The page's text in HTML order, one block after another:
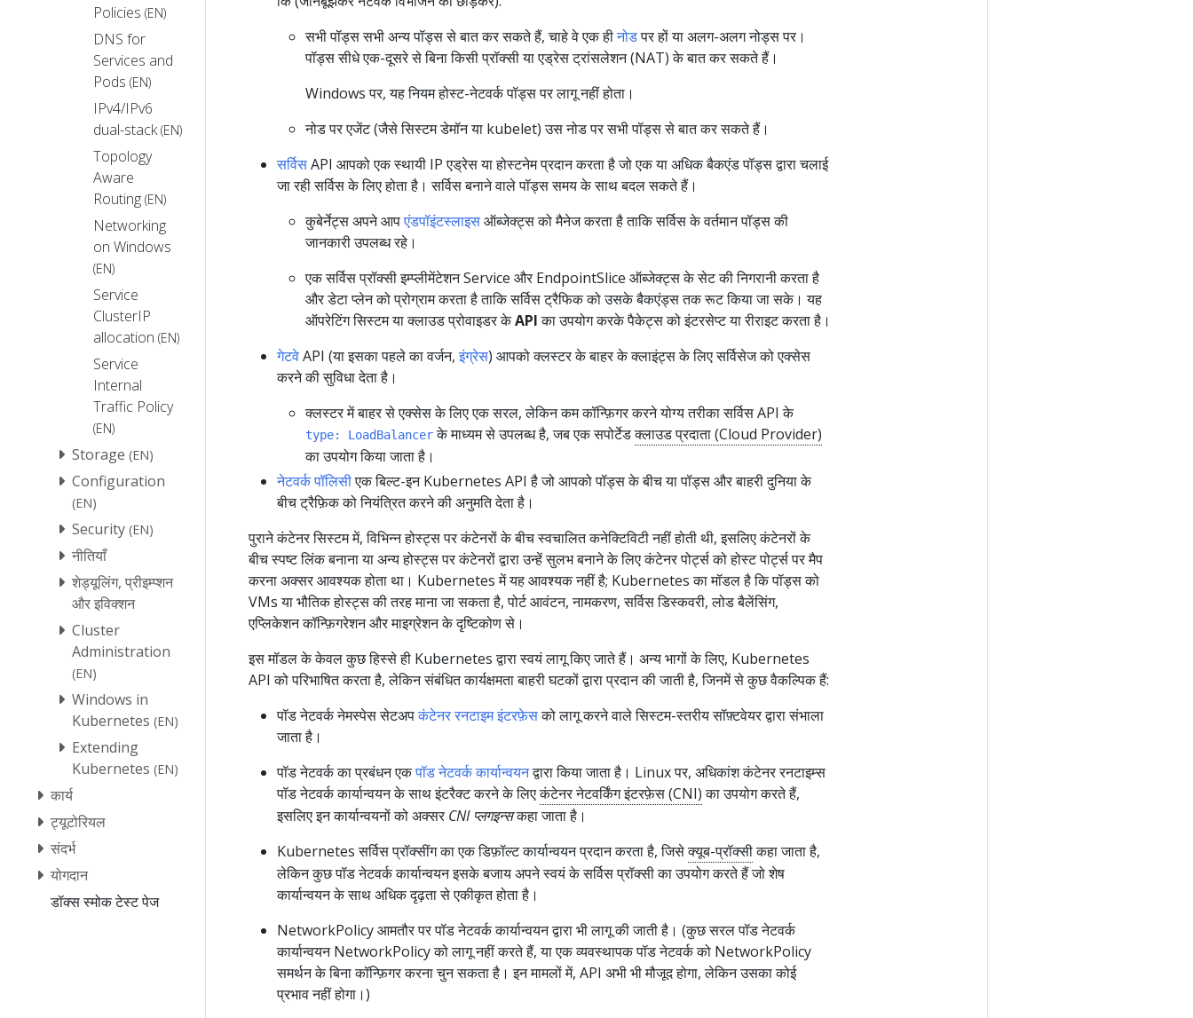
Policies (EN)
DNS for
Services and
Pods (EN)
IPv4/IPv6
dual-stack (EN)
Topology
Aware
Routing (EN)
Networking
on Windows
(EN)
Service
ClusterIP
allocation (EN)
Service
Internal
Traffic Policy
(EN)
Storage (EN)
Configuration
(EN)
Security (EN)
नीतियाँ
शेड्यूलिंग, प्रीइम्प्शन
और इविक्शन
Cluster
Administration
(EN)
Windows in
Kubernetes (EN)
Extending
Kubernetes (EN)
कार्य
ट्यूटोरियल
संदर्भ
योगदान
डॉक्स स्मोक टेस्ट पेज
सभी पॉड्स सभी अन्य पॉड्स से बात कर सकते हैं, चाहे वे एक हीनोडपर हों या अलग-अलग नोड्स पर।
पॉड्स सीधे एक-दूसरे से बिना किसी प्रॉक्सी या एड्रेस ट्रांसलेशन (NAT) के बात कर सकते हैं।
Windows पर, यह नियम होस्ट-नेटवर्क पॉड्स पर लागू नहीं होता।
नोड पर एजेंट (जैसे सिस्टम डेमॉन या kubelet) उस नोड पर सभी पॉड्स से बात कर सकते हैं।
सर्विसAPI आपको एक स्थायी IP एड्रेस या होस्टनेम प्रदान करता है जो एक या अधिक बैकएंड पॉड्स द्वारा चलाई
जा रही सर्विस के लिए होता है। सर्विस बनाने वाले पॉड्स समय के साथ बदल सकते हैं।
कुबेर्नेट्स अपने आपएंडपॉइंटस्लाइसऑब्जेक्ट्स को मैनेज करता है ताकि सर्विस के वर्तमान पॉड्स की
जानकारी उपलब्ध रहे।
एक सर्विस प्रॉक्सी इम्प्लीमेंटेशन Service और EndpointSlice ऑब्जेक्ट्स के सेट की निगरानी करता है
और डेटा प्लेन को प्रोग्राम करता है ताकि सर्विस ट्रैफिक को उसके बैकएंड्स तक रूट किया जा सके। यह
ऑपरेटिंग सिस्टम या क्लाउड प्रोवाइडर केAPIका उपयोग करके पैकेट्स को इंटरसेप्ट या रीराइट करता है।
गेटवेAPI (या इसका पहले का वर्जन,इंग्रेस) आपको क्लस्टर के बाहर के क्लाइंट्स के लिए सर्विसेज को एक्सेस
करने की सुविधा देता है।
क्लस्टर में बाहर से एक्सेस के लिए एक सरल, लेकिन कम कॉन्फ़िगर करने योग्य तरीका सर्विस API के
type: LoadBalancerके माध्यम से उपलब्ध है, जब एक सपोर्टेडक्लाउड प्रदाता (Cloud Provider)
का उपयोग किया जाता है।
नेटवर्क पॉलिसीएक बिल्ट-इन Kubernetes API है जो आपको पॉड्स के बीच या पॉड्स और बाहरी दुनिया के
बीच ट्रैफ़िक को नियंत्रित करने की अनुमति देता है।
पुराने कंटेनर सिस्टम में, विभिन्न होस्ट्स पर कंटेनरों के बीच स्वचालित कनेक्टिविटी नहीं होती थी, इसलिए कंटेनरों के
बीच स्पष्ट लिंक बनाना या अन्य होस्ट्स पर कंटेनरों द्वारा उन्हें सुलभ बनाने के लिए कंटेनर पोर्ट्स को होस्ट पोर्ट्स पर मैप
करना अक्सर आवश्यक होता था। Kubernetes में यह आवश्यक नहीं है; Kubernetes का मॉडल है कि पॉड्स को
VMs या भौतिक होस्ट्स की तरह माना जा सकता है, पोर्ट आवंटन, नामकरण, सर्विस डिस्कवरी, लोड बैलेंसिंग,
एप्लिकेशन कॉन्फ़िगरेशन और माइग्रेशन के दृष्टिकोण से।
इस मॉडल के केवल कुछ हिस्से ही Kubernetes द्वारा स्वयं लागू किए जाते हैं। अन्य भागों के लिए, Kubernetes
API को परिभाषित करता है, लेकिन संबंधित कार्यक्षमता बाहरी घटकों द्वारा प्रदान की जाती है, जिनमें से कुछ वैकल्पिक हैं:
पॉड नेटवर्क नेमस्पेस सेटअपकंटेनर रनटाइम इंटरफ़ेसको लागू करने वाले सिस्टम-स्तरीय सॉफ़्टवेयर द्वारा संभाला
जाता है।
पॉड नेटवर्क का प्रबंधन एकपॉड नेटवर्क कार्यान्वयनद्वारा किया जाता है। Linux पर, अधिकांश कंटेनर रनटाइम्स
पॉड नेटवर्क कार्यान्वयन के साथ इंटरैक्ट करने के लिएकंटेनर नेटवर्किंग इंटरफ़ेस (CNI)का उपयोग करते हैं,
इसलिए इन कार्यान्वयनों को अक्सर CNI प्लगइन्सकहा जाता है।
Kubernetes सर्विस प्रॉक्सींग का एक डिफ़ॉल्ट कार्यान्वयन प्रदान करता है, जिसेक्यूब-प्रॉक्सीकहा जाता है,
लेकिन कुछ पॉड नेटवर्क कार्यान्वयन इसके बजाय अपने स्वयं के सर्विस प्रॉक्सी का उपयोग करते हैं जो शेष
कार्यान्वयन के साथ अधिक दृढ़ता से एकीकृत होता है।
NetworkPolicy आमतौर पर पॉड नेटवर्क कार्यान्वयन द्वारा भी लागू की जाती है। (कुछ सरल पॉड नेटवर्क
कार्यान्वयन NetworkPolicy को लागू नहीं करते हैं, या एक व्यवस्थापक पॉड नेटवर्क को NetworkPolicy
समर्थन के बिना कॉन्फ़िगर करना चुन सकता है। इन मामलों में, API अभी भी मौजूद होगा, लेकिन उसका कोई
प्रभाव नहीं होगा।)